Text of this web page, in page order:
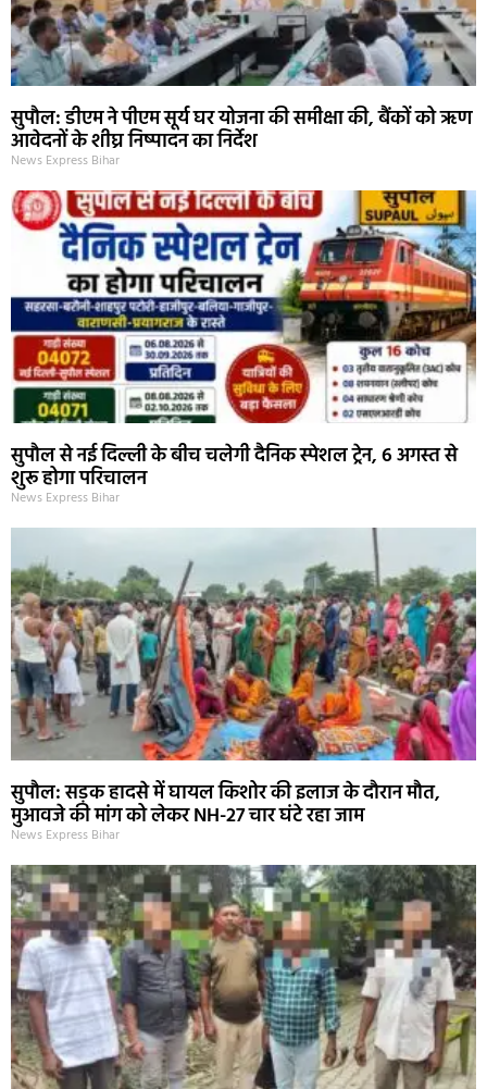
सुपौल: डीएम ने पीएम सूर्य घर योजना की समीक्षा की, बैंकों को ऋण
आवेदनों के शीघ्र निष्पादन का निर्देश
News Express Bihar
सुपौल से नई दिल्ली के बीच चलेगी दैनिक स्पेशल ट्रेन, 6 अगस्त से
शुरू होगा परिचालन
News Express Bihar
सुपौल: सड़क हादसे में घायल किशोर की इलाज के दौरान मौत,
मुआवजे की मांग को लेकर NH-27 चार घंटे रहा जाम
News Express Bihar